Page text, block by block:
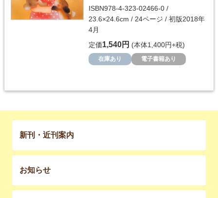
ISBN978-4-323-02466-0 /
23.6×24.6cm / 24ページ / 初版2018年
4月
定価1,540円 (本体1,400円+税)
在庫あり 電子書籍あり
新刊・近刊案内
お知らせ